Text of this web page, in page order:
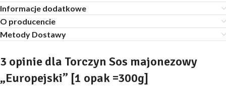
Informacje dodatkowe
O producencie
Metody Dostawy
3 opinie dla Torczyn Sos majonezowy
„Europejski” [1 opak =300g]